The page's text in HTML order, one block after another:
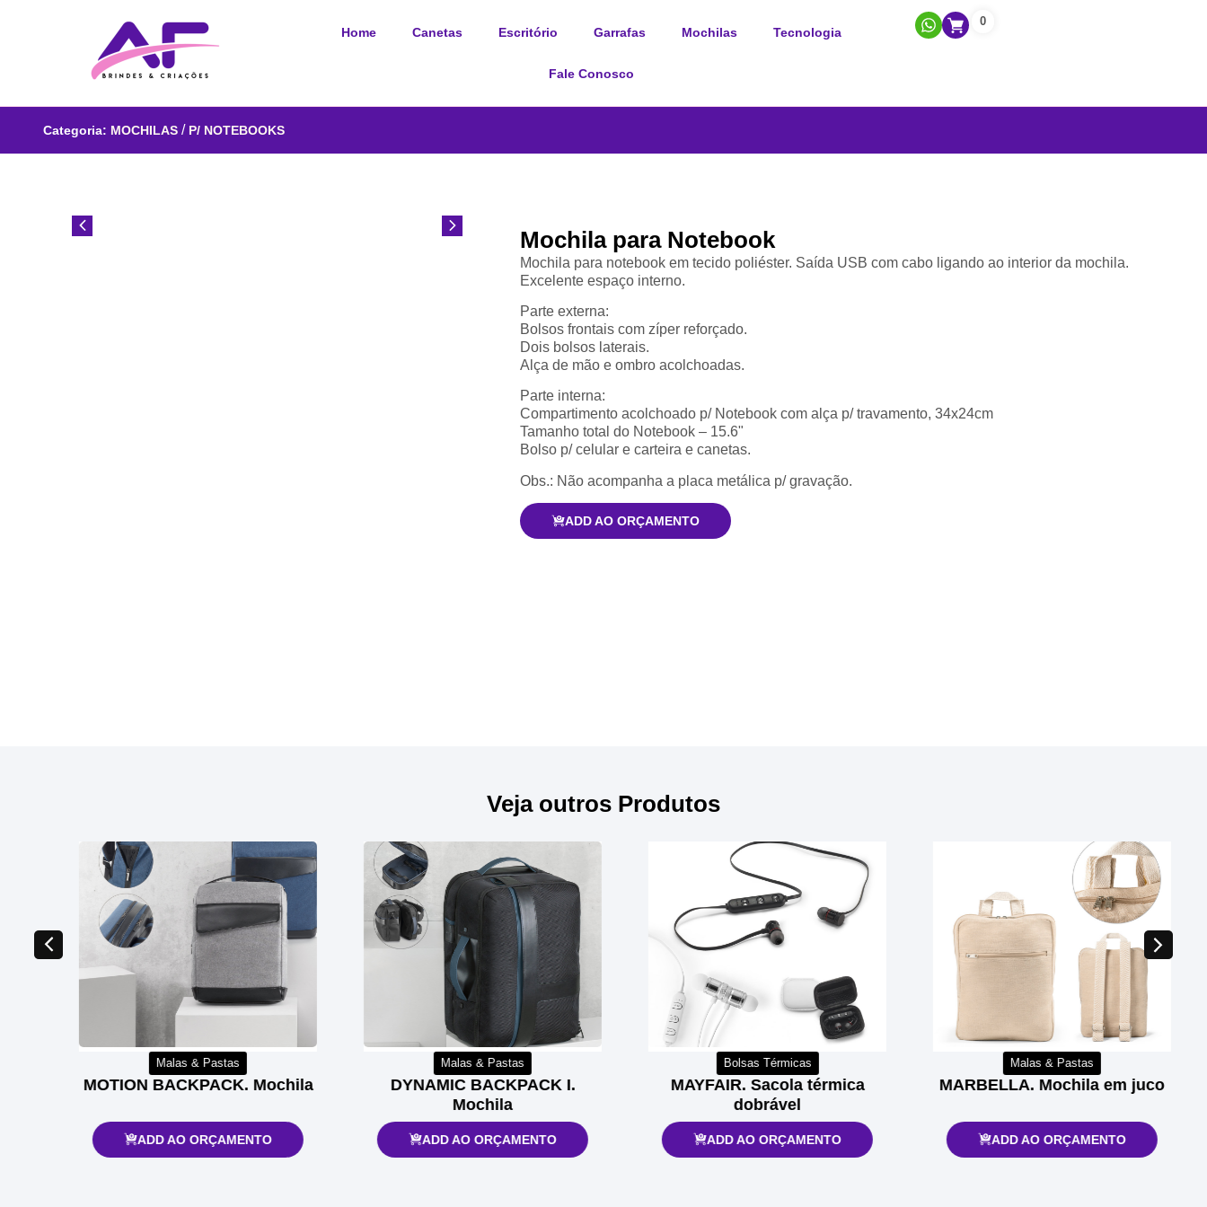
Home Canetas Escritório Garrafas Mochilas Tecnologia
Fale Conosco
0
Categoria: MOCHILAS / P/ NOTEBOOKS
Mochila para Notebook
Mochila para notebook em tecido poliéster. Saída USB com cabo ligando ao interior da mochila.
Excelente espaço interno.
Parte externa:
Bolsos frontais com zíper reforçado.
Dois bolsos laterais.
Alça de mão e ombro acolchoadas.
Parte interna:
Compartimento acolchoado p/ Notebook com alça p/ travamento, 34x24cm
Tamanho total do Notebook – 15.6"
Bolso p/ celular e carteira e canetas.
Obs.: Não acompanha a placa metálica p/ gravação.
ADD AO ORÇAMENTO
Veja outros Produtos
Malas & Pastas
MOTION BACKPACK. Mochila
ADD AO ORÇAMENTO
Malas & Pastas
DYNAMIC BACKPACK I.
Mochila
ADD AO ORÇAMENTO
Bolsas Térmicas
MAYFAIR. Sacola térmica
dobrável
ADD AO ORÇAMENTO
Malas & Pastas
MARBELLA. Mochila em juco
ADD AO ORÇAMENTO